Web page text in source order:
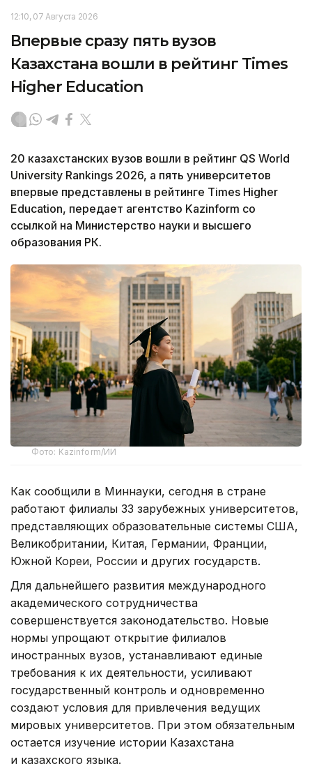
12:10, 07 Августа 2026
Впервые сразу пять вузов
Казахстана вошли в рейтинг Times
Higher Education
20 казахстанских вузов вошли в рейтинг QS World
University Rankings 2026, а пять университетов
впервые представлены в рейтинге Times Higher
Education, передает агентство Kazinform со
ссылкой на Министерство науки и высшего
образования РК.
Фото: Kazinform/ИИ
Как сообщили в Миннауки, сегодня в стране
работают филиалы 33 зарубежных университетов,
представляющих образовательные системы США,
Великобритании, Китая, Германии, Франции,
Южной Кореи, России и других государств.
Для дальнейшего развития международного
академического сотрудничества
совершенствуется законодательство. Новые
нормы упрощают открытие филиалов
иностранных вузов, устанавливают единые
требования к их деятельности, усиливают
государственный контроль и одновременно
создают условия для привлечения ведущих
мировых университетов. При этом обязательным
остается изучение истории Казахстана
и казахского языка.